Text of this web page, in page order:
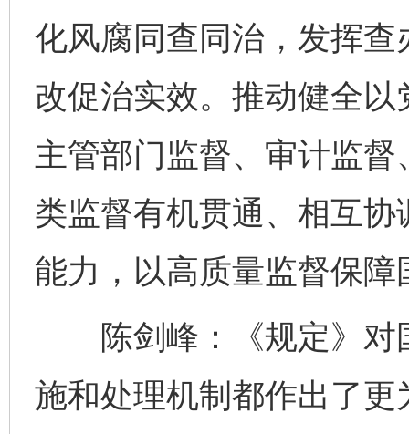
化风腐同查同治，发挥
改促治实效。推动健全
主管部门监督、审计监
类监督有机贯通、相互
能力，以高质量监督保
陈剑峰：《规定》对
施和处理机制都作出了